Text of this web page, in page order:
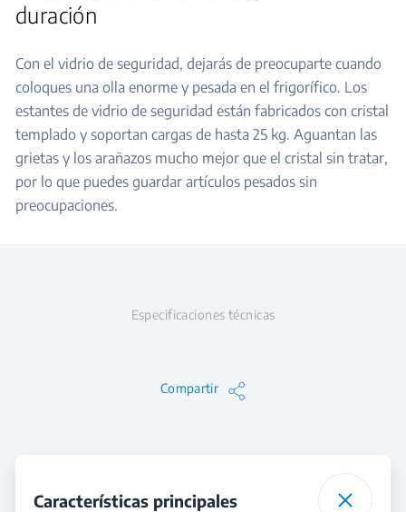
duración
Con el vidrio de seguridad, dejarás de preocuparte cuando
coloques una olla enorme y pesada en el frigorífico. Los
estantes de vidrio de seguridad están fabricados con cristal
templado y soportan cargas de hasta 25 kg. Aguantan las
grietas y los arañazos mucho mejor que el cristal sin tratar,
por lo que puedes guardar artículos pesados sin
preocupaciones.
Especificaciones técnicas
Compartir
Características principales